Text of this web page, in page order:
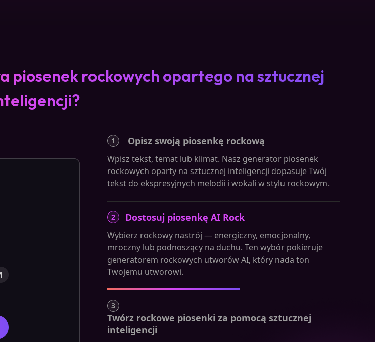
piosenek rockowych opartego na sztucznej
1 Opisz swoją piosenkę rockową
Wpisz tekst, temat lub klimat. Nasz generator piosenek
rockowych oparty na sztucznej inteligencji dopasuje Twój
tekst do ekspresyjnych melodii i wokali w stylu rockowym.
2 Dostosuj piosenkę AI Rock
Wybierz rockowy nastrój — energiczny, emocjonalny,
mroczny lub podnoszący na duchu. Ten wybór pokieruje
generatorem rockowych utworów AI, który nada ton
Twojemu utworowi.
3
Twórz rockowe piosenki za pomocą sztucznej
inteligencji